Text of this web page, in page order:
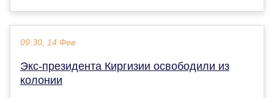
09:30, 14 Фев
Экс-президента Киргизии освободили из
колонии